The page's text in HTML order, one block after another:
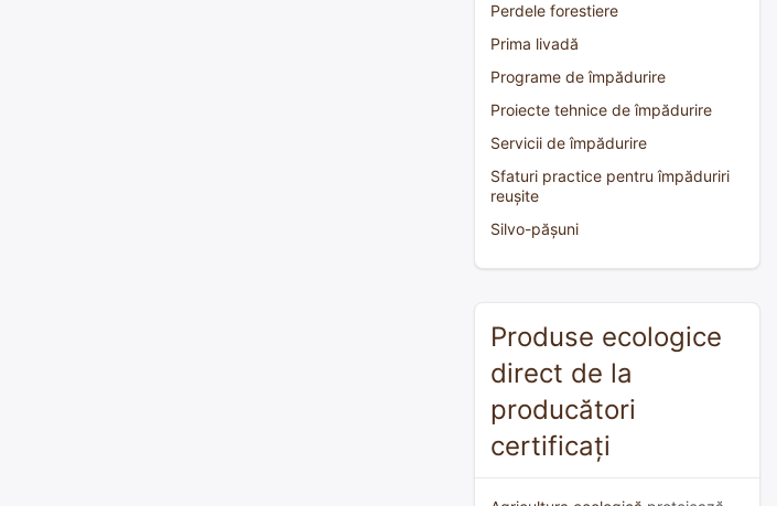
Perdele forestiere
Prima livadă
Programe de împădurire
Proiecte tehnice de împădurire
Servicii de împădurire
Sfaturi practice pentru împăduriri
reușite
Silvo-pășuni
Produse ecologice
direct de la
producători
certificați